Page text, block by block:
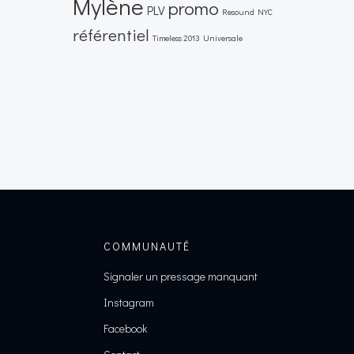
PLV promo Resound NYC
référentiel Timeless 2013 Universale
COMMUNAUTÉ
Signaler un pressage manquant
Instagram
Facebook